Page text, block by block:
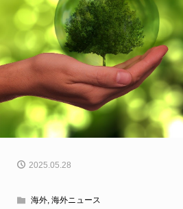
2025.05.28
海外, 海外ニュース